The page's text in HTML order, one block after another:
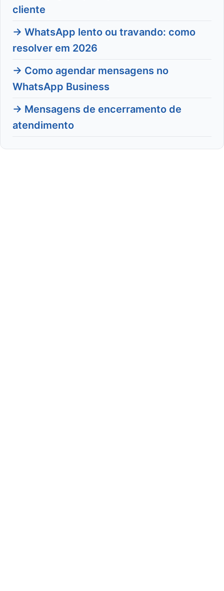
cliente
→ WhatsApp lento ou travando: como
resolver em 2026
→ Como agendar mensagens no
WhatsApp Business
→ Mensagens de encerramento de
atendimento